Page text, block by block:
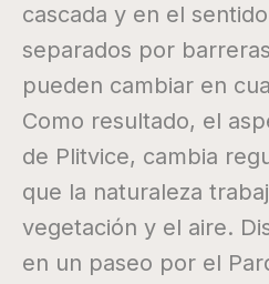
cascada y en el
separados por
pueden cambiar en
Como resultado, el
de Plitvice, cambia
que la naturaleza
vegetación y el aire.
en un paseo por el